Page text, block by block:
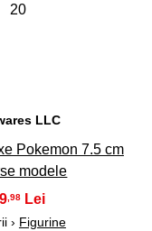
20
LLC
Pokemon 7.5 cm
modele
,98
› Figurine